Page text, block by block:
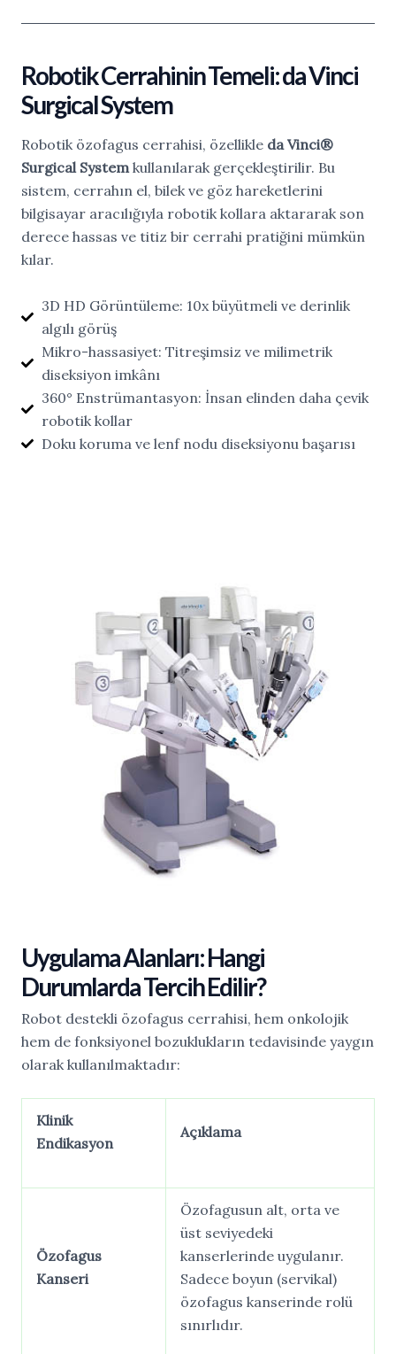
Robotik Cerrahinin Temeli: da Vinci
Surgical System
Robotik özofagus cerrahisi, özellikle da Vinci®
Surgical Systemkullanılarak gerçekleştirilir. Bu
sistem, cerrahın el, bilek ve göz hareketlerini
bilgisayar aracılığıyla robotik kollara aktararak son
derece hassas ve titiz bir cerrahi pratiğini mümkün
kılar.
3D HD Görüntüleme: 10x büyütmeli ve derinlik
algılı görüş
Mikro-hassasiyet: Titreşimsiz ve milimetrik
diseksiyon imkânı
360° Enstrümantasyon: İnsan elinden daha çevik
robotik kollar
Doku koruma ve lenf nodu diseksiyonu başarısı
Uygulama Alanları: Hangi
Durumlarda Tercih Edilir?
Robot destekli özofagus cerrahisi, hem onkolojik
hem de fonksiyonel bozuklukların tedavisinde yaygın
olarak kullanılmaktadır:
Klinik
Endikasyon
Açıklama
Özofagus
Kanseri
Özofagusun alt, orta ve
üst seviyedeki
kanserlerinde uygulanır.
Sadece boyun (servikal)
özofagus kanserinde rolü
sınırlıdır.